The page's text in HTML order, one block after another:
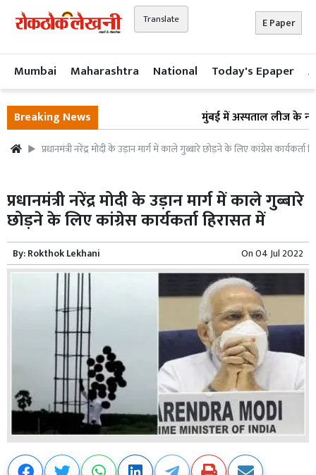
Translate E Paper
Mumbai Maharashtra National Today's Epaper
Breaking News मुंबई में अस्पताल लीज के
प्रधानमंत्री नरेंद्र मोदी के उड़ान मार्ग में काले गुब्बारे छोड़ने के लिए कांग्रेस कार्यकर्ता
प्रधानमंत्री नरेंद्र मोदी के उड़ान मार्ग में काले गुब्बारे
छोड़ने के लिए कांग्रेस कार्यकर्ता हिरासत में
By:Rokthok Lekhani On04 Jul 2022